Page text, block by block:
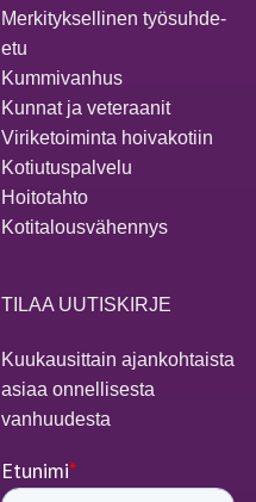
Merkityksellinen työsuhde-
etu
Kummivanhus
Kunnat ja veteraanit
Viriketoiminta hoivakotiin
Kotiutuspalvelu
Hoitotahto
Kotitalousvähennys
TILAA UUTISKIRJE
Kuukausittain ajankohtaista
asiaa onnellisesta
vanhuudesta